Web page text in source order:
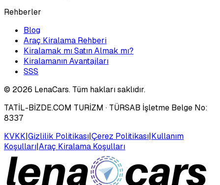
Rehberler
Blog
Araç Kiralama Rehberi
Kiralamak mı Satın Almak mı?
Kiralamanın Avantajları
SSS
© 2026 LenaCars. Tüm hakları saklıdır.
TATİL-BİZDE.COM TURİZM · TÜRSAB İşletme Belge No:
8337
KVKK|Gizlilik Politikası|Çerez Politikası|Kullanım
Koşulları|Araç Kiralama Koşulları